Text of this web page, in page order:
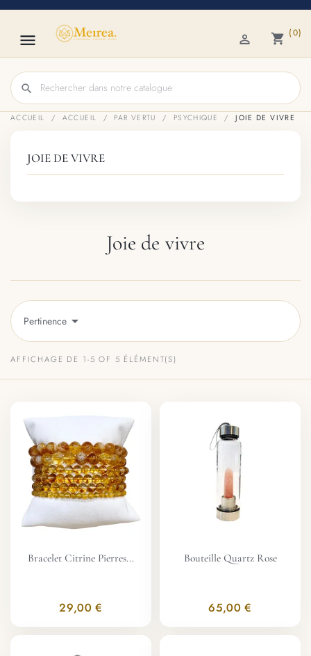
 shopping_cart (0)

search
ACCUEIL ACCUEIL PAR VERTU PSYCHIQUE JOIE DE VIVRE
JOIE DE VIVRE
Joie de vivre
Pertinence 
AFFICHAGE DE 1-5 OF 5 ÉLÉMENT(S)
Bracelet Citrine Pierres...
29,00 €
Bouteille Quartz Rose
65,00 €